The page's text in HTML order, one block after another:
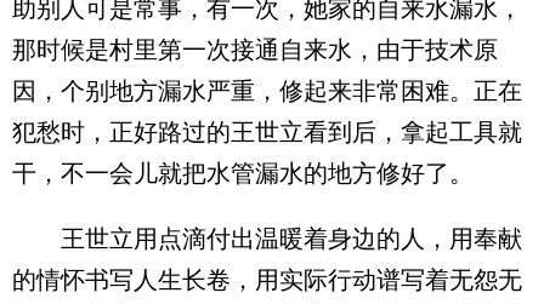
助别人可是常事，有一次，她家的自来水漏水，
那时候是村里第一次接通自来水，由于技术原
因，个别地方漏水严重，修起来非常困难。正在
犯愁时，正好路过的王世立看到后，拿起工具就
干，不一会儿就把水管漏水的地方修好了。
王世立用点滴付出温暖着身边的人，用奉献
的情怀书写人生长卷，用实际行动谱写着无怨无